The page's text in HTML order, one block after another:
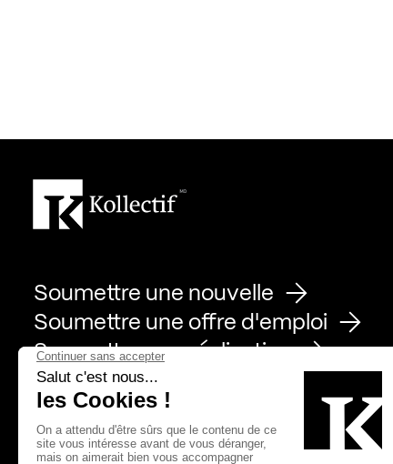
Soumettre une nouvelle
Soumettre une offre d'emploi
Soumettre une réalisation
Page Facebook de Kollectif
Page Instagram de Kollectif
Page Linkedin de Kollectif